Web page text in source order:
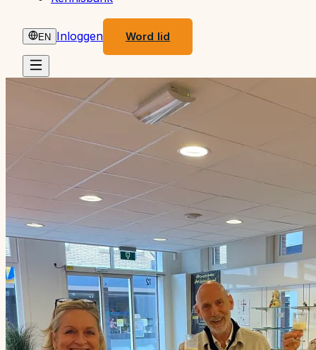
EN Inloggen Word lid